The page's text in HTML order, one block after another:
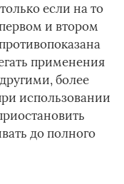
если на то
и втором
применения
более
использовании
до полного